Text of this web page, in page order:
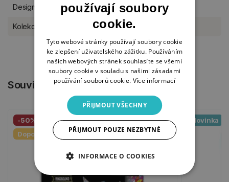
Designér Art By Marlene
Kolekce Studio Light 26
Související produkty
-50%
Doporučujeme
Novinka
používají soubory
cookie.
Tyto webové stránky používají soubory cookie
ke zlepšení uživatelského zážitku. Používáním
našich webových stránek souhlasíte se všemi
soubory cookie v souladu s našimi zásadami
používání souborů cookie. Více informací
PŘIJMOUT VŠECHNY
PŘIJMOUT POUZE NEZBYTNÉ
INFORMACE O COOKIES